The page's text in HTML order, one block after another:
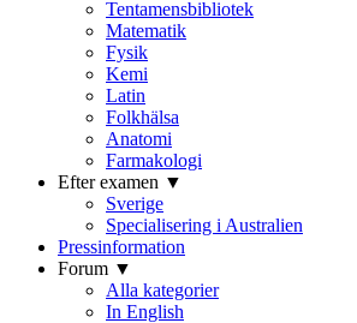
Tentamensbibliotek
Matematik
Fysik
Kemi
Latin
Folkhälsa
Anatomi
Farmakologi
Efter examen ▼
Sverige
Specialisering i Australien
Pressinformation
Forum ▼
Alla kategorier
In English